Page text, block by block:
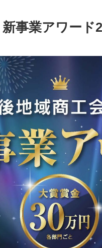
事業アワード